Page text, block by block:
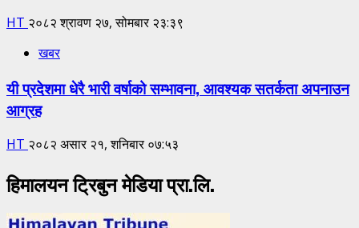
HT २०८२ श्रावण २७, सोमबार २३:३९
खबर
यी प्रदेशमा धेरै भारी वर्षाको सम्भावना, आवश्यक सतर्कता अपनाउन
आग्रह
HT २०८२ असार २१, शनिबार ०७:५३
हिमालयन ट्रिबुन मेडिया प्रा.लि.